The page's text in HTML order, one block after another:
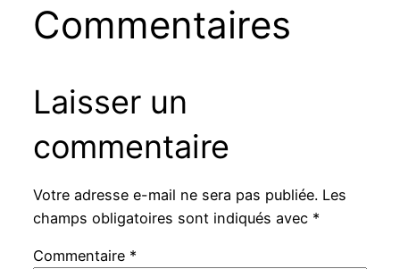
Commentaires
Laisser un
commentaire
Votre adresse e-mail ne sera pas publiée. Les
champs obligatoires sont indiqués avec *
Commentaire *